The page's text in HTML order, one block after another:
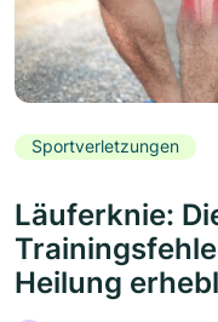
Sportverletzungen
Läuferknie:
Heilung